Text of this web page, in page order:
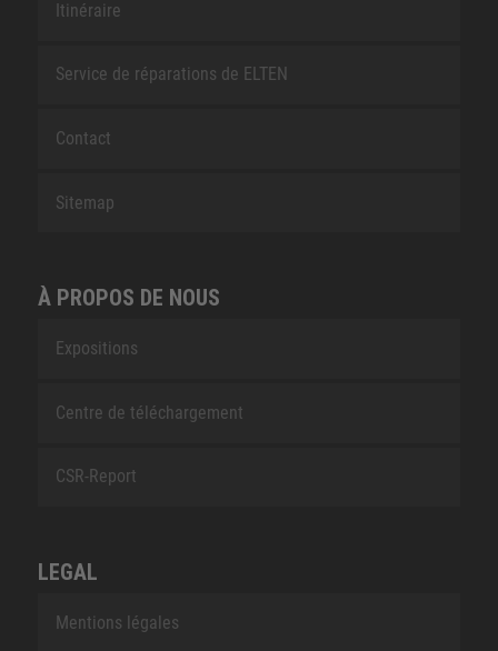
Itinéraire
Service de réparations de ELTEN
Contact
Sitemap
À PROPOS DE NOUS
Expositions
Centre de téléchargement
CSR-Report
LEGAL
Mentions légales